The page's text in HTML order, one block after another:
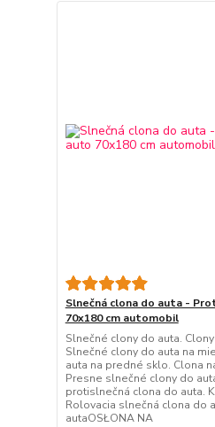
Slnečná clona do auta -
70x180 cm automobil
Slnečné clony do auta.
Slnečné clony do auta na
auta na predné sklo. Clona
Presne slnečné clony do
protislnečná clona do auta.
Rolovacia slnečná clona do
autaOSŁONA NA